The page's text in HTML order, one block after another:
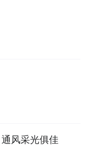
风采光俱佳